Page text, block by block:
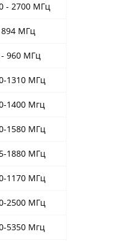
- 2700 МГц
894 МГц
- 960 МГц
1310 МГц
1400 Мгц
1580 МГц
1880 МГц
1170 МГц
2500 МГц
5350 Мгц